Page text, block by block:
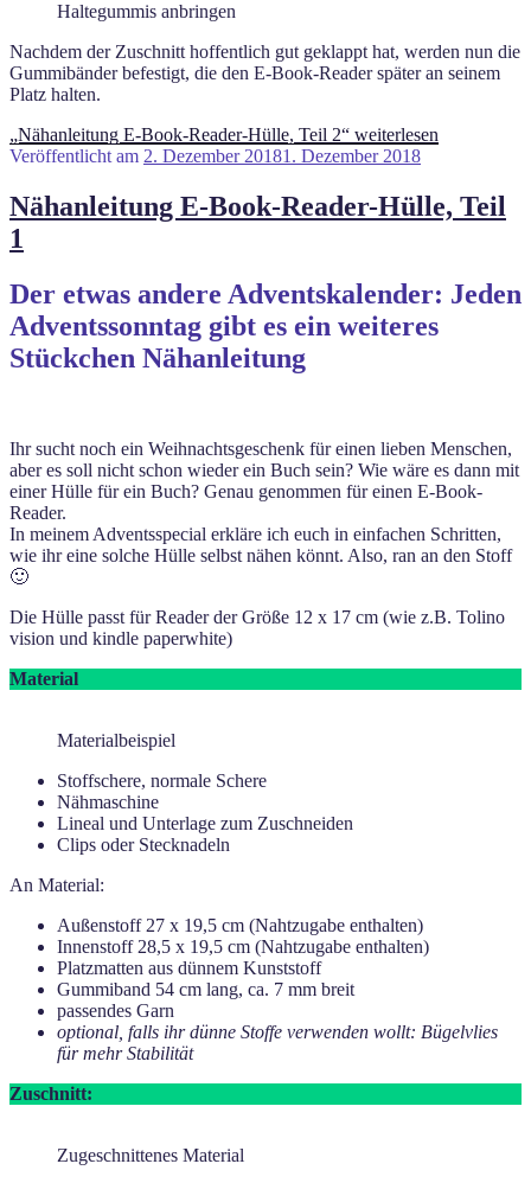
Haltegummis anbringen
Nachdem der Zuschnitt hoffentlich gut geklappt hat, werden nun die
Gummibänder befestigt, die den E-Book-Reader später an seinem
Platz halten.
„Nähanleitung E-Book-Reader-Hülle, Teil 2“ weiterlesen
Veröffentlicht am 2. Dezember 20181. Dezember 2018
Nähanleitung E-Book-Reader-Hülle, Teil
1
Der etwas andere Adventskalender: Jeden
Adventssonntag gibt es ein weiteres
Stückchen Nähanleitung
Ihr sucht noch ein Weihnachtsgeschenk für einen lieben Menschen,
aber es soll nicht schon wieder ein Buch sein? Wie wäre es dann mit
einer Hülle für ein Buch? Genau genommen für einen E-Book-
Reader.
In meinem Adventsspecial erkläre ich euch in einfachen Schritten,
wie ihr eine solche Hülle selbst nähen könnt. Also, ran an den Stoff
🙂
Die Hülle passt für Reader der Größe 12 x 17 cm (wie z.B. Tolino
vision und kindle paperwhite)
Material
Materialbeispiel
Stoffschere, normale Schere
Nähmaschine
Lineal und Unterlage zum Zuschneiden
Clips oder Stecknadeln
An Material:
Außenstoff 27 x 19,5 cm (Nahtzugabe enthalten)
Innenstoff 28,5 x 19,5 cm (Nahtzugabe enthalten)
Platzmatten aus dünnem Kunststoff
Gummiband 54 cm lang, ca. 7 mm breit
passendes Garn
optional, falls ihr dünne Stoffe verwenden wollt: Bügelvlies
für mehr Stabilität
Zuschnitt:
Zugeschnittenes Material